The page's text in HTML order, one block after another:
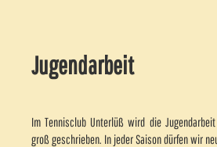
Jugendarbeit
Im Tennisclub Unterlüß wird die
groß geschrieben. In jeder Saison dürfen wir